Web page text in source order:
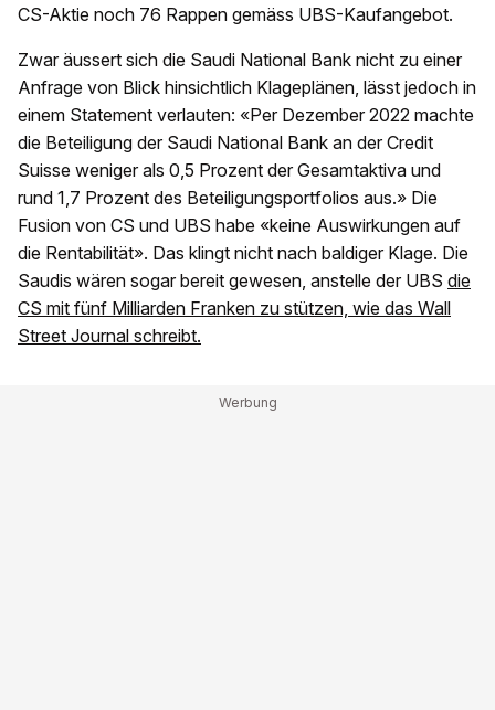
CS-Aktie noch 76 Rappen gemäss UBS-Kaufangebot.
Zwar äussert sich die Saudi National Bank nicht zu einer
Anfrage von Blick hinsichtlich Klageplänen, lässt jedoch in
einem Statement verlauten: «Per Dezember 2022 machte
die Beteiligung der Saudi National Bank an der Credit
Suisse weniger als 0,5 Prozent der Gesamtaktiva und
rund 1,7 Prozent des Beteiligungsportfolios aus.» Die
Fusion von CS und UBS habe «keine Auswirkungen auf
die Rentabilität». Das klingt nicht nach baldiger Klage. Die
Saudis wären sogar bereit gewesen, anstelle der UBS die
CS mit fünf Milliarden Franken zu stützen, wie das Wall
Street Journal schreibt.